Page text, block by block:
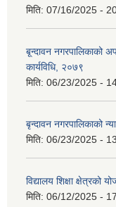
मिति: 07/16/2025 -
बृ्न्दावन नगरपालिकाको
कार्यविधि, २०७९
मिति: 06/23/2025 -
बृन्दावन नगरपालिकाको
मिति: 06/23/2025 -
विद्यालय शिक्षा
मिति: 06/12/2025 -